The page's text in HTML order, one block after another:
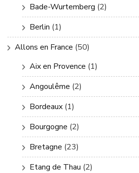
Bade-Wurtemberg (2)
Berlin (1)
Allons en France (50)
Aix en Provence (1)
Angoulême (2)
Bordeaux (1)
Bourgogne (2)
Bretagne (23)
Etang de Thau (2)